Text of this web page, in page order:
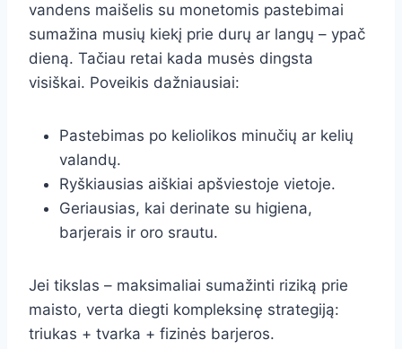
vandens maišelis su monetomis pastebimai
sumažina musių kiekį prie durų ar langų – ypač
dieną. Tačiau retai kada musės dingsta
visiškai. Poveikis dažniausiai:
Pastebimas po keliolikos minučių ar kelių
valandų.
Ryškiausias aiškiai apšviestoje vietoje.
Geriausias, kai derinate su higiena,
barjerais ir oro srautu.
Jei tikslas – maksimaliai sumažinti riziką prie
maisto, verta diegti kompleksinę strategiją:
triukas + tvarka + fizinės barjeros.